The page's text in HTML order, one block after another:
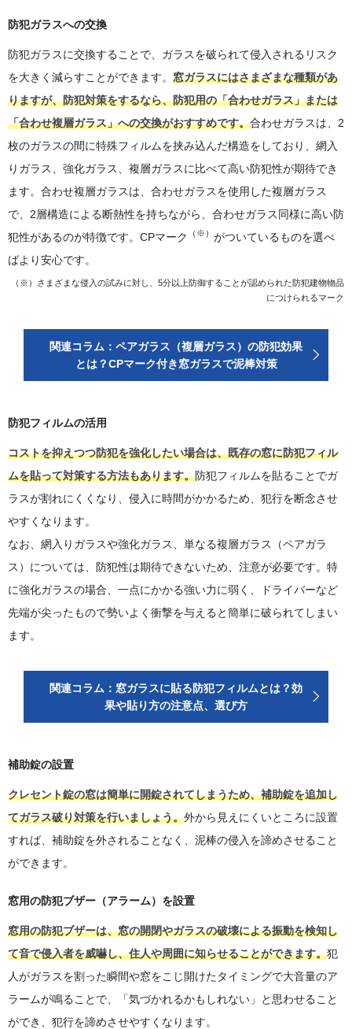
防犯ガラスへの交換
防犯ガラスに交換することで、ガラスを破られて侵入されるリスク
を大きく減らすことができます。 窓ガラスにはさまざまな種類があ
りますが、防犯対策をするなら、防犯用の「合わせガラス」または
「合わせ複層ガラス」への交換がおすすめです。合わせガラスは、2
枚のガラスの間に特殊フィルムを挟み込んだ構造をしており、網入
りガラス、強化ガラス、複層ガラスに比べて高い防犯性が期待でき
ます。合わせ複層ガラスは、合わせガラスを使用した複層ガラス
で、2層構造による断熱性を持ちながら、合わせガラス同様に高い防
犯性があるのが特徴です。CPマーク
（※） がついているものを選べ
ばより安心です。
（※）さまざまな侵入の試みに対し、5分以上防御することが認められた防犯建物物品
につけられるマーク
関連コラム：ペアガラス（複層ガラス）の防犯効果
とは？CPマーク付き窓ガラスで泥棒対策
防犯フィルムの活用
コストを抑えつつ防犯を強化したい場合は、既存の窓に防犯フィル
ムを貼って対策する方法もあります。防犯フィルムを貼ることでガ
ラスが割れにくくなり、侵入に時間がかかるため、犯行を断念させ
やすくなります。
なお、網入りガラスや強化ガラス、単なる複層ガラス（ペアガラ
ス）については、防犯性は期待できないため、注意が必要です。特
に強化ガラスの場合、一点にかかる強い力に弱く、ドライバーなど
先端が尖ったもので勢いよく衝撃を与えると簡単に破られてしまい
ます。
関連コラム：窓ガラスに貼る防犯フィルムとは？効
果や貼り方の注意点、選び方
補助錠の設置
クレセント錠の窓は簡単に開錠されてしまうため、補助錠を追加し
てガラス破り対策を行いましょう。外から見えにくいところに設置
すれば、補助錠を外されることなく、泥棒の侵入を諦めさせること
ができます。
窓用の防犯ブザー（アラーム）を設置
窓用の防犯ブザーは、窓の開閉やガラスの破壊による振動を検知し
て音で侵入者を威嚇し、住人や周囲に知らせることができます。犯
人がガラスを割った瞬間や窓をこじ開けたタイミングで大音量のア
ラームが鳴ることで、「気づかれるかもしれない」と思わせること
ができ、犯行を諦めさせやすくなります。